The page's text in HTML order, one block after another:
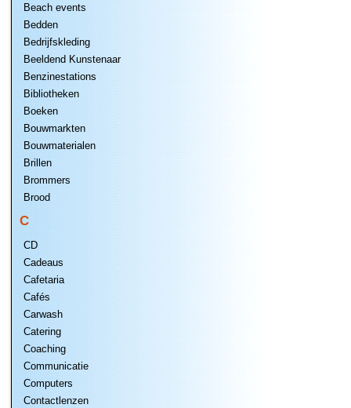
Beach events
Bedden
Bedrijfskleding
Beeldend Kunstenaar
Benzinestations
Bibliotheken
Boeken
Bouwmarkten
Bouwmaterialen
Brillen
Brommers
Brood
C
CD
Cadeaus
Cafetaria
Cafés
Carwash
Catering
Coaching
Communicatie
Computers
Contactlenzen